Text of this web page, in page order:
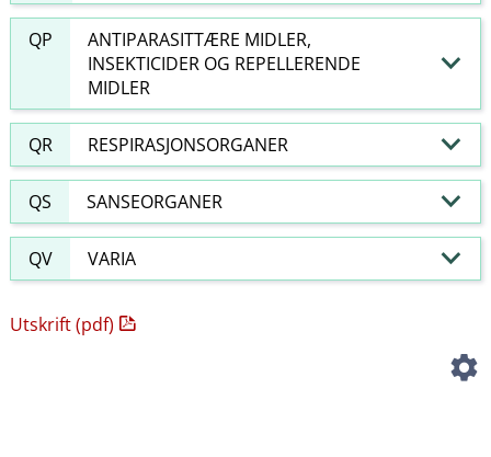
QP
ANTIPARASITTÆRE MIDLER,
INSEKTICIDER OG REPELLERENDE
MIDLER
QR RESPIRASJONSORGANER
QS SANSEORGANER
QV VARIA
Utskrift (pdf)